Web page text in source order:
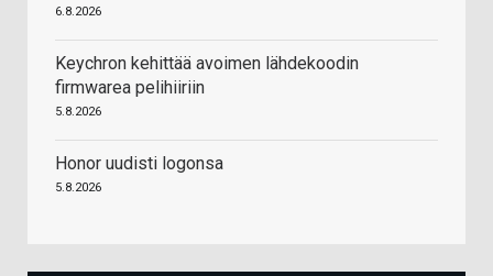
6.8.2026
Keychron kehittää avoimen lähdekoodin
firmwarea pelihiiriin
5.8.2026
Honor uudisti logonsa
5.8.2026